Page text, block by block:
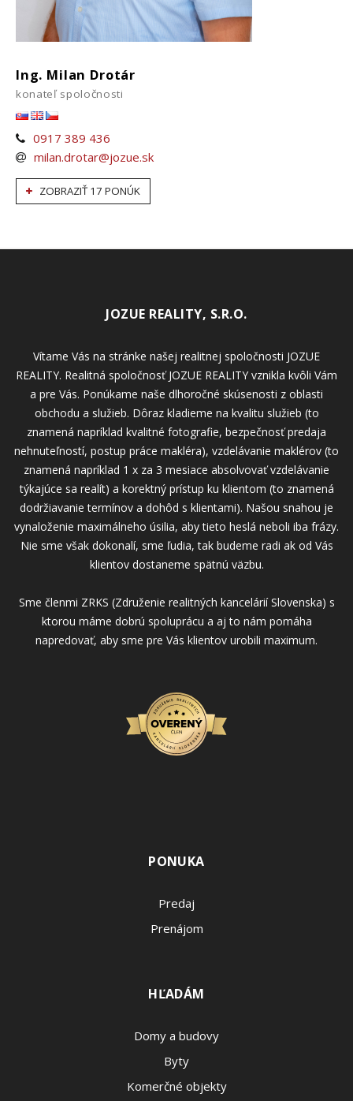
Ing. Milan Drotár
konateľ spoločnosti
0917 389 436
milan.drotar@jozue.sk
ZOBRAZIŤ 17 PONÚK
JOZUE REALITY, S.R.O.
Vítame Vás na stránke našej realitnej spoločnosti JOZUE
REALITY. Realitná spoločnosť JOZUE REALITY vznikla kvôli Vám
a pre Vás. Ponúkame naše dlhoročné skúsenosti z oblasti
obchodu a služieb. Dôraz kladieme na kvalitu služieb (to
znamená napríklad kvalitné fotografie, bezpečnosť predaja
nehnuteľností, postup práce makléra), vzdelávanie maklérov (to
znamená napríklad 1 x za 3 mesiace absolvovať vzdelávanie
týkajúce sa realít) a korektný prístup ku klientom (to znamená
dodržiavanie termínov a dohôd s klientami). Našou snahou je
vynaloženie maximálneho úsilia, aby tieto heslá neboli iba frázy.
Nie sme však dokonalí, sme ľudia, tak budeme radi ak od Vás
klientov dostaneme spätnú väzbu.
Sme členmi ZRKS (Združenie realitných kancelárií Slovenska) s
ktorou máme dobrú spoluprácu a aj to nám pomáha
napredovať, aby sme pre Vás klientov urobili maximum.
PONUKA
Predaj
Prenájom
HĽADÁM
Domy a budovy
Byty
Komerčné objekty